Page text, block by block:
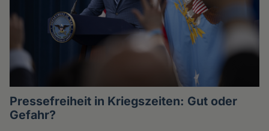
Pressefreiheit in Kriegszeiten: Gut oder
Gefahr?